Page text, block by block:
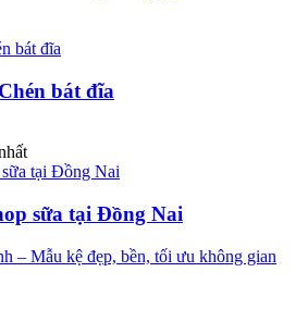
bát đĩa
sữa tại Đồng Nai